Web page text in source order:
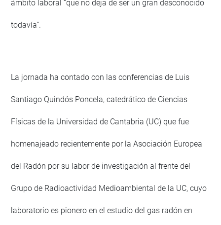
ámbito laboral “que no deja de ser un gran desconocido
todavía”.
La jornada ha contado con las conferencias de Luis
Santiago Quindós Poncela, catedrático de Ciencias
Físicas de la Universidad de Cantabria (UC) que fue
homenajeado recientemente por la Asociación Europea
del Radón por su labor de investigación al frente del
Grupo de Radioactividad Medioambiental de la UC, cuyo
laboratorio es pionero en el estudio del gas radón en